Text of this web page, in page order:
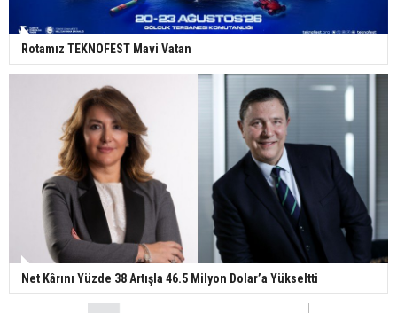
Rotamız TEKNOFEST Mavi Vatan
Net Kârını Yüzde 38 Artışla 46.5 Milyon Dolar’a Yükseltti